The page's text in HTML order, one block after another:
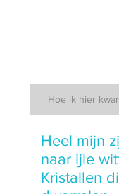
Hoe ik hier
Heel mijn
naar ijle
Kristallen